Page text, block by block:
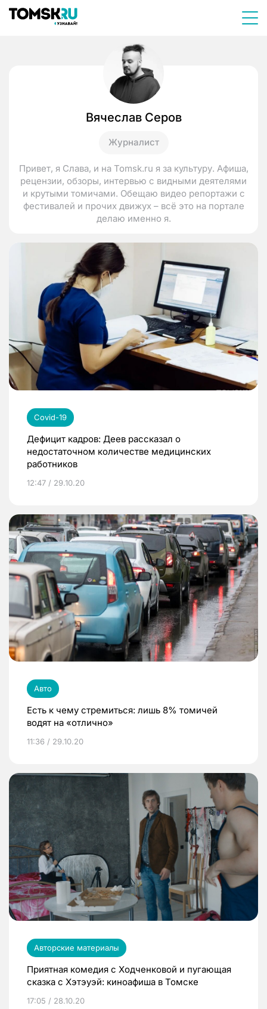
Вячеслав Серов
Журналист
Привет, я Слава, и на Tomsk.ru я за культуру. Афиша,
рецензии, обзоры, интервью с видными деятелями
и крутыми томичами. Обещаю видео репортажи с
фестивалей и прочих движух – всё это на портале
делаю именно я.
Covid-19
Дефицит кадров: Деев рассказал о
недостаточном количестве медицинских
работников
12:47 / 29.10.20
Авто
Есть к чему стремиться: лишь 8% томичей
водят на «отлично»
11:36 / 29.10.20
Авторские материалы
Приятная комедия с Ходченковой и пугающая
сказка с Хэтэуэй: киноафиша в Томске
17:05 / 28.10.20